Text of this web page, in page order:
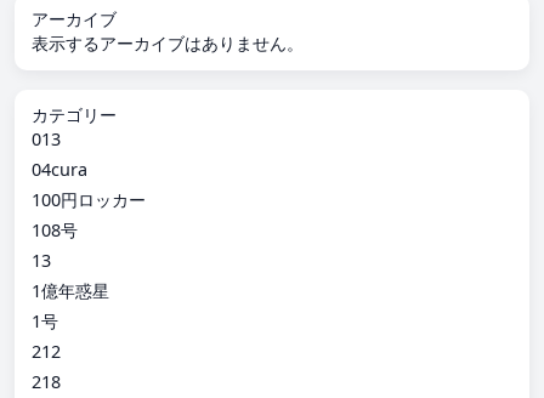
アーカイブ
表示するアーカイブはありません。
カテゴリー
013
04cura
100円ロッカー
108号
13
1億年惑星
1号
212
218